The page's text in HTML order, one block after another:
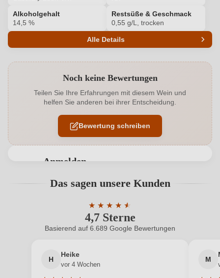
Alkoholgehalt
14,5 %
Restsüße & Geschmack
0,55 g/L, trocken
Alle Details
Alkoholgehalt in % 14,5 %
Allergene Enthält Sulfite
Ausbau Neues Barrique
La Lonja Pinciana S.L, C. Padre Vicente Moro 12,
Noch keine Bewertungen
Teilen Sie Ihre Erfahrungen mit diesem Wein und
helfen Sie anderen bei ihrer Entscheidung.
Bewertung schreiben
Anmelden
Benutzern abgegeben werden. Bitte loggen Sie sich
Neuer Kunde? Neuer Kunde?
Ihre E-Mail-Adresse
Das sagen unsere Kunden
4,7 Sterne
★ ★ ★ ★ ★
★
Durchschnittliche Bewertung von 4.7
Basierend auf 6.689 Google Bewertungen
H
Heike
vor 4 Wochen
M